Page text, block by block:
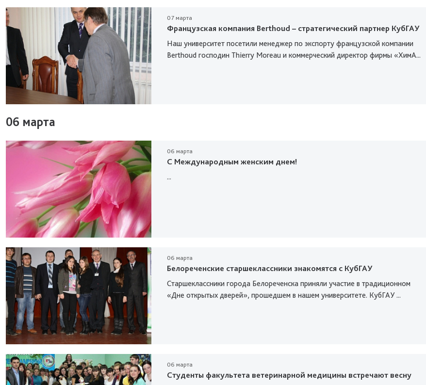
07 марта
Французская компания Berthoud – стратегический партнер КубГАУ
Наш университет посетили менеджер по экспорту французской компании
Berthoud господин Thierry Moreau и коммерческий директор фирмы «ХимА...
06 марта
06 марта
С Международным женским днем!
...
06 марта
Белореченские старшеклассники знакомятся с КубГАУ
Старшеклассники города Белореченска приняли участие в традиционном
«Дне открытых дверей», прошедшем в нашем университете. КубГАУ ...
06 марта
Студенты факультета ветеринарной медицины встречают весну